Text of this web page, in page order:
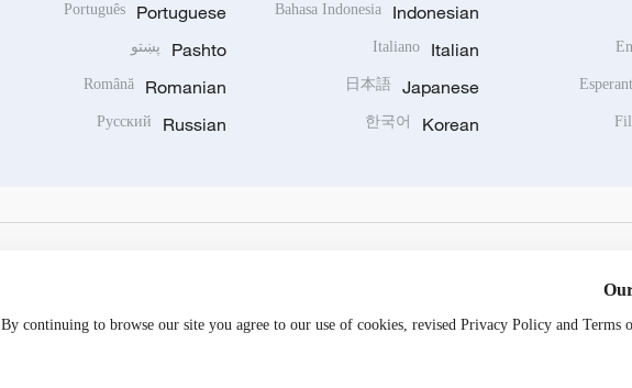
Indonesian
Bahasa Indonesia
Italian
Italiano
Japanese
日本語
Korean
한국어
Portuguese
Português
Pashto پښتو
Romanian
Română
Russian
Русский
By continuing to browse our site you agree to our use of cookies, revised Privacy Policy and Terms